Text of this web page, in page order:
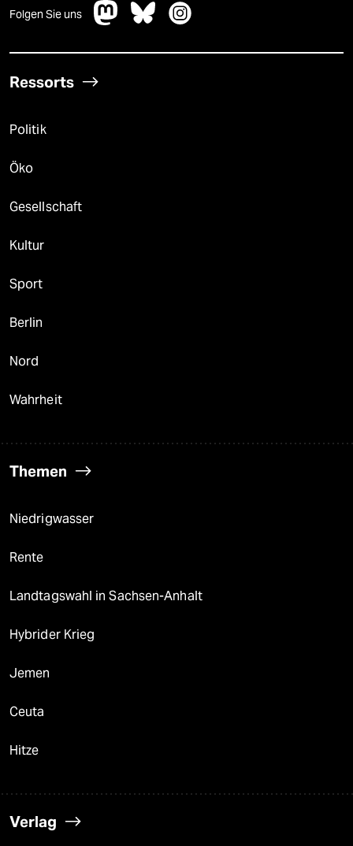
Folgen Sie uns
Ressorts
Politik
Öko
Gesellschaft
Kultur
Sport
Berlin
Nord
Wahrheit
Themen
Niedrigwasser
Rente
Landtagswahl in Sachsen-Anhalt
Hybrider Krieg
Jemen
Ceuta
Hitze
Verlag